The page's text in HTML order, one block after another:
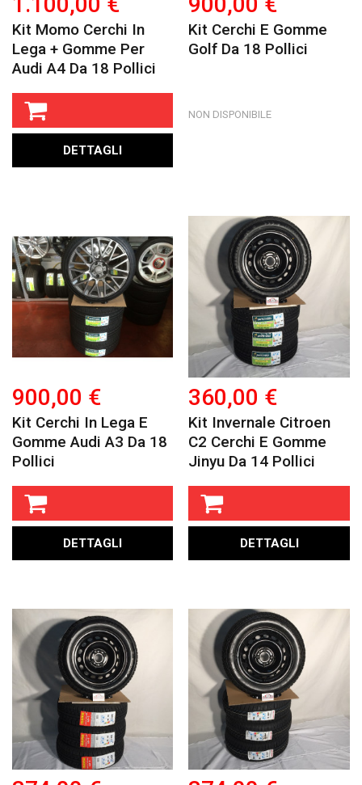
Kit Momo Cerchi In
Lega + Gomme Per
Audi A4 Da 18 Pollici
DETTAGLI
Kit Cerchi E Gomme
Golf Da 18 Pollici
NON DISPONIBILE
900,00 €
Kit Cerchi In Lega E
Gomme Audi A3 Da 18
Pollici
DETTAGLI
360,00 €
Kit Invernale Citroen
C2 Cerchi E Gomme
Jinyu Da 14 Pollici
DETTAGLI